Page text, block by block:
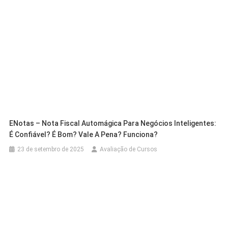
ENotas – Nota Fiscal Automágica Para Negócios Inteligentes:
É Confiável? É Bom? Vale A Pena? Funciona?
23 de setembro de 2025 Avaliação de Cursos